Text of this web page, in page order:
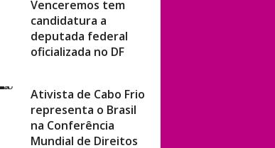
Venceremos tem
candidatura a
deputada federal
oficializada no DF
Ativista de Cabo Frio
representa o Brasil
na Conferência
Mundial de Direitos